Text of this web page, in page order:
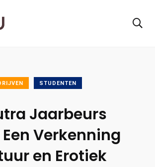
STUDENTEN
Jaarbeurs
Verkenning
en Erotiek